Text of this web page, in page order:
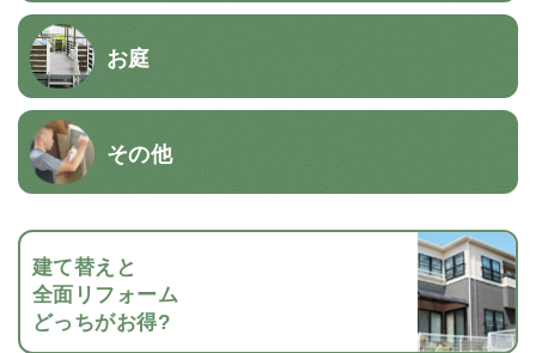
お庭
その他
建て替えと
全面リフォーム
どっちがお得?